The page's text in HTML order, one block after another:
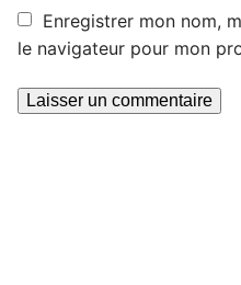
Enregistrer mon nom,
le navigateur pour mon